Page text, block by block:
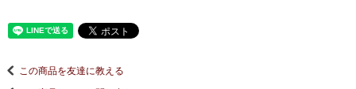
この商品を友達に教える